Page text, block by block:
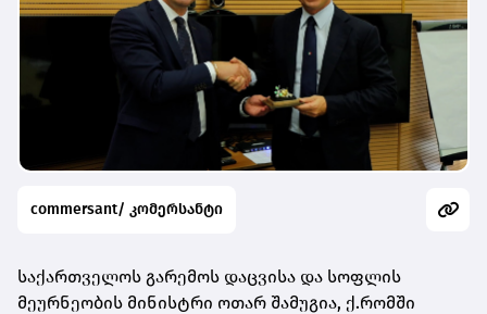
commersant/ კომერსანტი
საქართველოს გარემოს დაცვისა და სოფლის
მეურნეობის მინისტრი ოთარ შამუგია, ქ.რომში